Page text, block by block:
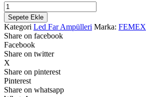
FEMEX
COSMO
PLUS
HIR2
9012
(
Yeni
Versiyon
)Güçlendirilmiş
Led
Far
Sepete Ekle
Kategori Led Far Ampülleri Marka: FEMEX
Share on facebook
Facebook
Share on twitter
X
Share on pinterest
Pinterest
Share on whatsapp